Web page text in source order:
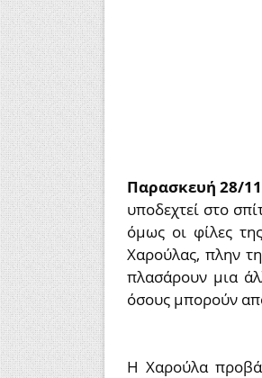
Παρασκευή 28/
υποδεχτεί στο
όμως οι φίλες
Χαρούλας, πλην
πλασάρουν μια
όσους μπορούν
Η Χαρούλα